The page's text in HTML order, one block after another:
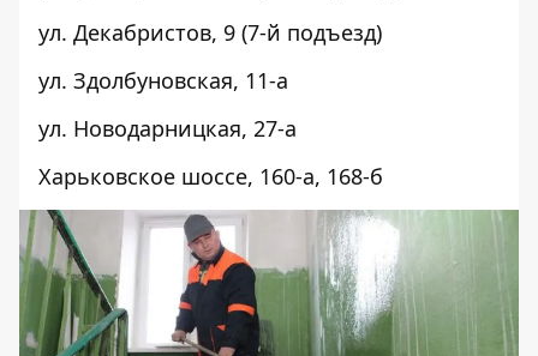
ул. Декабристов, 9 (7-й подъезд)
ул. Здолбуновская, 11-а
ул. Новодарницкая, 27-а
Харьковское шоссе, 160-а, 168-б